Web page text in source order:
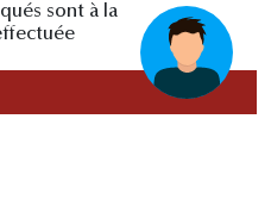
sont à la